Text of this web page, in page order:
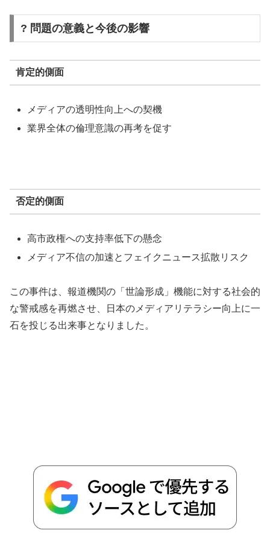
? 問題の意義と今後の影響
肯定的側面
メディアの透明性向上への契機
業界全体の倫理意識の再考を促す
否定的側面
高市政権への支持率低下の懸念
メディア不信の加速とフェイクニュース拡散リスク
この事件は、報道機関の「世論形成」機能に対する社会的
な警戒感を再燃させ、日本のメディアリテラシー向上に一
石を投じる出来事となりました。